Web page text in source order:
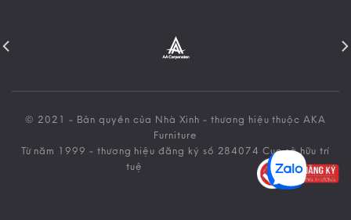
© 2021 - Bản quyền của Nhà Xinh - thương hiệu thuộc AKA
Furniture
Từ năm 1999 - thương hiệu đăng ký số 284074 Cục sở hữu trí
tuệ